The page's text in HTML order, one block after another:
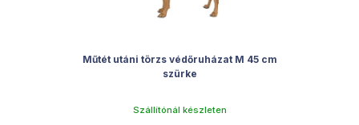
Műtét utáni törzs védőruházat M 45 cm
szürke
Szállítónál készleten